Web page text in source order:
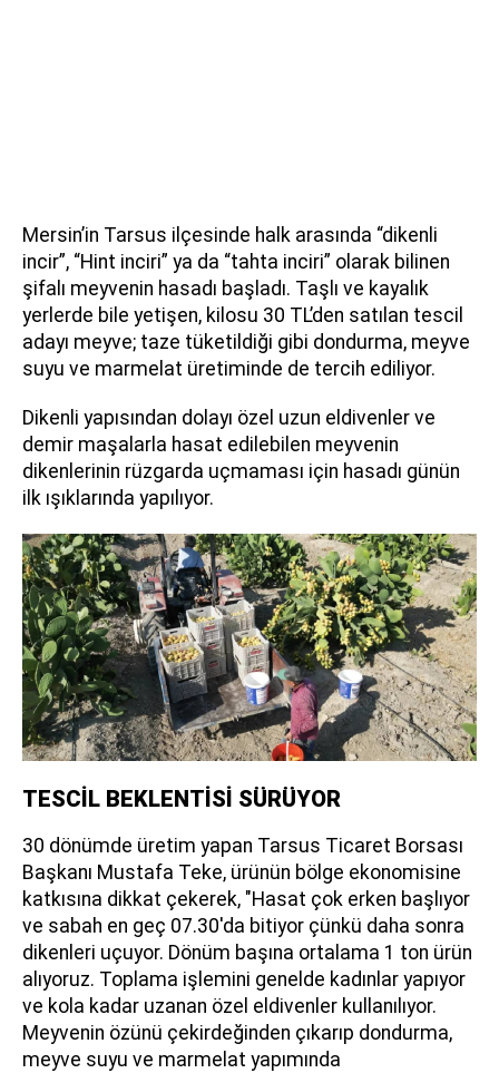
Mersin’in Tarsus ilçesinde halk arasında “dikenli
incir”, “Hint inciri” ya da “tahta inciri” olarak bilinen
şifalı meyvenin hasadı başladı. Taşlı ve kayalık
yerlerde bile yetişen, kilosu 30 TL’den satılan tescil
adayı meyve; taze tüketildiği gibi dondurma, meyve
suyu ve marmelat üretiminde de tercih ediliyor.
Dikenli yapısından dolayı özel uzun eldivenler ve
demir maşalarla hasat edilebilen meyvenin
dikenlerinin rüzgarda uçmaması için hasadı günün
ilk ışıklarında yapılıyor.
TESCİL BEKLENTİSİ SÜRÜYOR
30 dönümde üretim yapan Tarsus Ticaret Borsası
Başkanı Mustafa Teke, ürünün bölge ekonomisine
katkısına dikkat çekerek, "Hasat çok erken başlıyor
ve sabah en geç 07.30'da bitiyor çünkü daha sonra
dikenleri uçuyor. Dönüm başına ortalama 1 ton ürün
alıyoruz. Toplama işlemini genelde kadınlar yapıyor
ve kola kadar uzanan özel eldivenler kullanılıyor.
Meyvenin özünü çekirdeğinden çıkarıp dondurma,
meyve suyu ve marmelat yapımında